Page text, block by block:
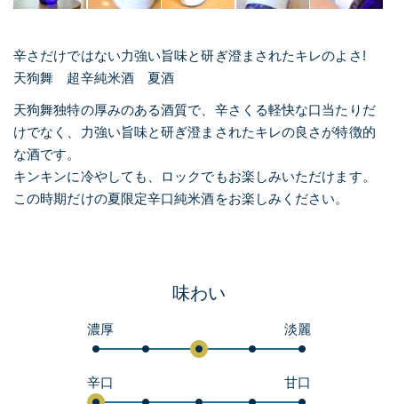
辛さだけではない力強い旨味と研ぎ澄まされたキレのよさ!
天狗舞 超辛純米酒 夏酒
天狗舞独特の厚みのある酒質で、辛さくる軽快な口当たりだ
けでなく、力強い旨味と研ぎ澄まされたキレの良さが特徴的
な酒です。
キンキンに冷やしても、ロックでもお楽しみいただけます。
この時期だけの夏限定辛口純米酒をお楽しみください。
味わい
濃厚 淡麗
辛口 甘口